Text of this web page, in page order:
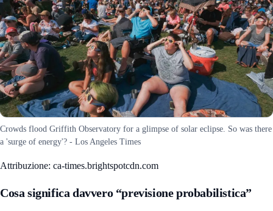
Crowds flood Griffith Observatory for a glimpse of solar eclipse. So was there
a 'surge of energy'? - Los Angeles Times
Attribuzione: ca-times.brightspotcdn.com
Cosa significa davvero “previsione probabilistica”